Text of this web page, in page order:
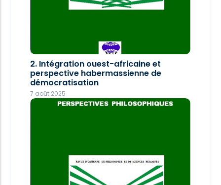
2. Intégration ouest-africaine et
perspective habermassienne de
démocratisation
7 août 2025
3. Le fils de-la-femme-mâle de
Maurice BANDAMAN
28 décembre 2025